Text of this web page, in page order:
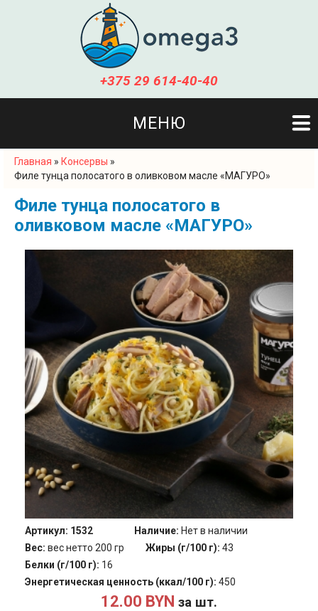
+375 29 614-40-40
МЕНЮ
Вы здесь
Главная » Консервы »
Филе тунца полосатого в оливковом масле «МАГУРО»
Филе тунца полосатого в
оливковом масле «МАГУРО»
Артикул: 1532 Наличие: Нет в наличии
Вес: вес нетто 200 гр Жиры (г/100 г): 43
Белки (г/100 г): 16
Энергетическая ценность (ккал/100 г): 450
12.00 BYN за шт.